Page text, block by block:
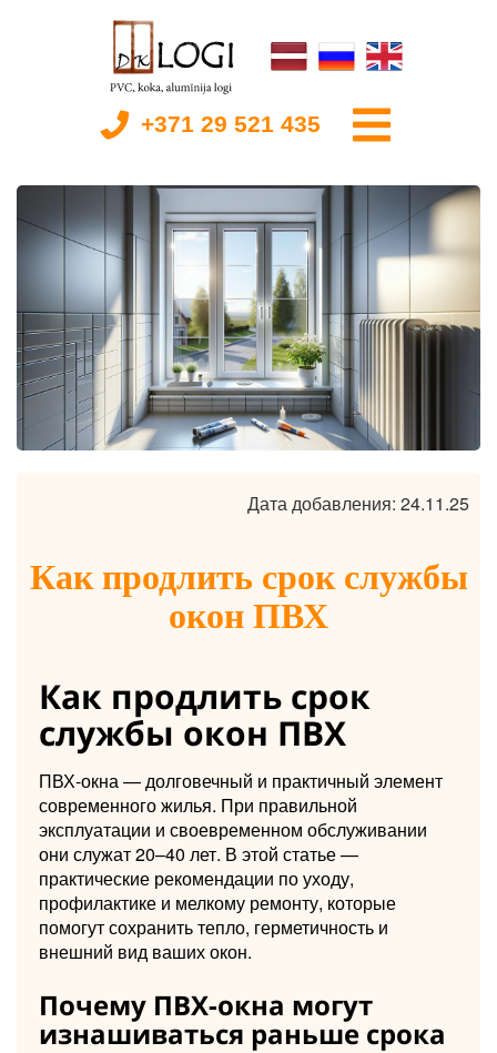
+371 29 521 435
Дата добавления: 24.11.25
Как продлить срок службы
окон ПВХ
Как продлить срок
службы окон ПВХ
ПВХ-окна — долговечный и практичный элемент
современного жилья. При правильной
эксплуатации и своевременном обслуживании
они служат 20–40 лет. В этой статье —
практические рекомендации по уходу,
профилактике и мелкому ремонту, которые
помогут сохранить тепло, герметичность и
внешний вид ваших окон.
Почему ПВХ-окна могут
изнашиваться раньше срока